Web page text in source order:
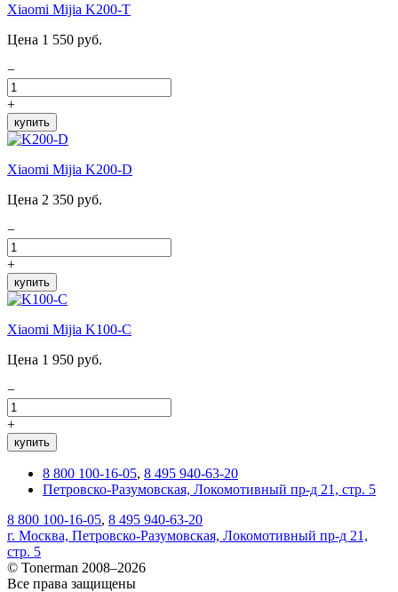
Xiaomi Mijia K200-T
Цена 1 550 руб.
−
+
купить
Xiaomi Mijia K200-D
Цена 2 350 руб.
−
+
купить
Xiaomi Mijia K100-C
Цена 1 950 руб.
−
+
купить
8 800 100-16-05, 8 495 940-63-20
Петровско-Разумовская, Локомотивный пр-д 21, стр. 5
8 800 100-16-05, 8 495 940-63-20
г. Москва, Петровско-Разумовская, Локомотивный пр-д 21,
стр. 5
© Tonerman 2008–2026
Все права защищены